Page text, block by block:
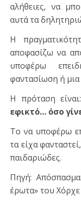
αλήθειες, να
αυτά τα
Η
αποφασίζω να
υποφέρω
φαντασίωση ή
Η πρόταση είναι:
εφικτό… όσο
Το να υποφέρω
τα είχα
παιδαριώδες.
Πηγή:
έρωτα» του